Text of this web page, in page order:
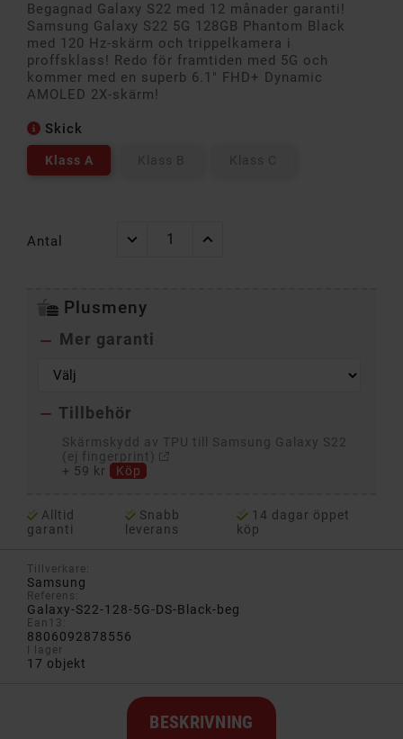
Begagnad Galaxy S22 med 12 månader garanti!
Samsung Galaxy S22 5G 128GB Phantom Black
med 120 Hz-skärm och trippelkamera i
proffsklass! Redo för framtiden med 5G och
kommer med en superb 6.1" FHD+ Dynamic
AMOLED 2X-skärm!
Skick
Klass A Klass B Klass C
Antal
Plusmeny
 Mer garanti
 Tillbehör
Skärmskydd av TPU till Samsung Galaxy S22
(ej fingerprint)
+ 59 kr Köp
Alltid
garanti
Snabb
leverans
14 dagar öppet
köp
Tillverkare:
Samsung
Referens:
Galaxy-S22-128-5G-DS-Black-beg
Ean13:
8806092878556
I lager
17 objekt
BESKRIVNING